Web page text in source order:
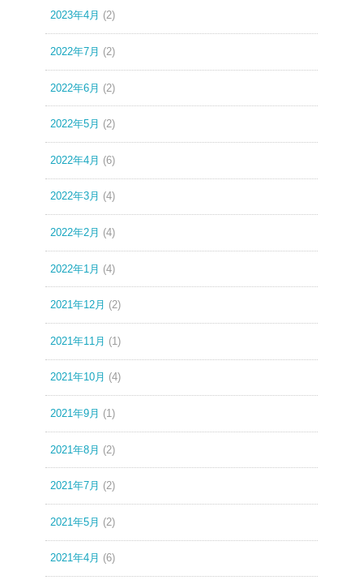
2023年4月 (2)
2022年7月 (2)
2022年6月 (2)
2022年5月 (2)
2022年4月 (6)
2022年3月 (4)
2022年2月 (4)
2022年1月 (4)
2021年12月 (2)
2021年11月 (1)
2021年10月 (4)
2021年9月 (1)
2021年8月 (2)
2021年7月 (2)
2021年5月 (2)
2021年4月 (6)